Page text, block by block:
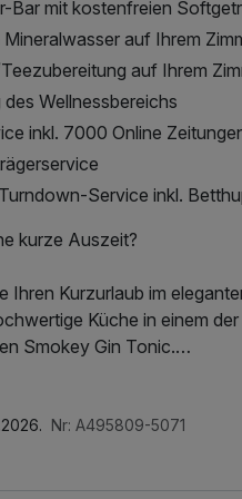
Bar mit kostenfreien
auf Ihrem
auf Ihrem
Wellnessbereichs
inkl. 7000 Online
Service inkl.
kurze Auszeit?
Ihren Kurzurlaub im
Küche in einem
Smokey Gin Tonic.
nur bei den Güterslohern
um Barmeister André
und spüren ein
Saunabenutzung,
Nr: A495809-5071